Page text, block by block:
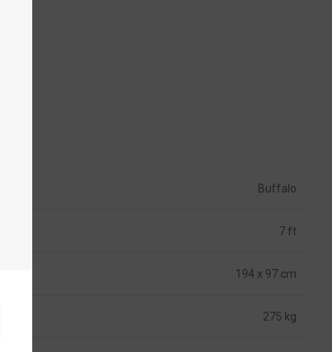
Buffalo
7 ft
194 x 97 cm
275 kg